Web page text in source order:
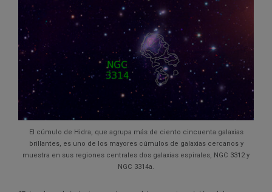
El cúmulo de Hidra, que agrupa más de ciento cincuenta galaxias
brillantes, es uno de los mayores cúmulos de galaxias cercanos y
muestra en sus regiones centrales dos galaxias espirales, NGC 3312 y
NGC 3314a.